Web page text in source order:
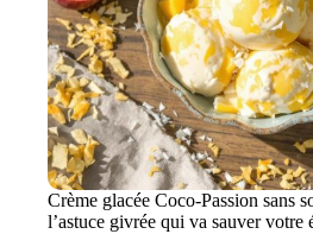
Crème glacée Coco-Passion sans
l’astuce givrée qui va sauver votre